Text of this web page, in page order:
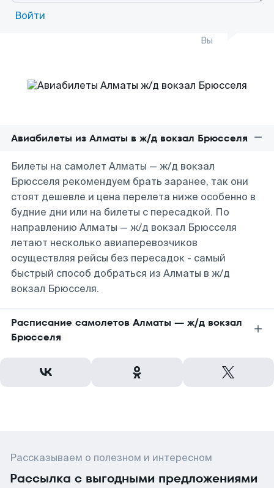
Войти
Вы
Авиабилеты из Алматы в ж/д вокзал Брюсселя
Билеты на самолет Алматы — ж/д вокзал
Брюсселя рекомендуем брать заранее, так они
стоят дешевле и цена перелета ниже особенно в
будние дни или на билеты с пересадкой. По
направлению Алматы — ж/д вокзал Брюсселя
летают несколько авиаперевозчиков
осуществляя рейсы без пересадок - самый
быстрый способ добраться из Алматы в ж/д
вокзал Брюсселя.
Расписание самолетов Алматы — ж/д вокзал
Брюсселя
Рассказываем о полезном и интересном
Рассылка с выгодными предложениями